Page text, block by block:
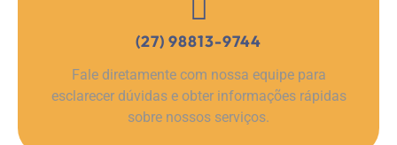
(27) 98813-9744
Fale diretamente com nossa equipe para
esclarecer dúvidas e obter informações rápidas
sobre nossos serviços.